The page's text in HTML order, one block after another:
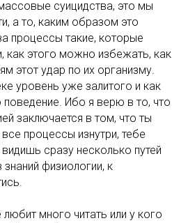
суицидства, это мы
а то, каким образом это
процессы такие, которые
как этого можно избежать, как
этот удар по их организму.
уровень уже залитого и как
поведение. Ибо я верю в то, что
заключается в том, что ты
процессы изнутри, тебе
видишь сразу несколько путей
физиологии, к
много читать или у кого